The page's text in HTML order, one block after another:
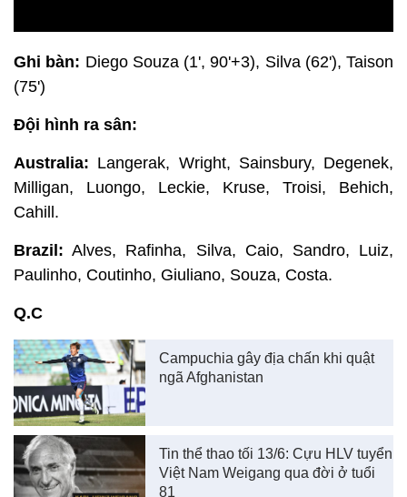
Ghi bàn: Diego Souza (1', 90'+3), Silva (62'), Taison
(75')
Đội hình ra sân:
Australia: Langerak, Wright, Sainsbury, Degenek,
Milligan, Luongo, Leckie, Kruse, Troisi, Behich,
Cahill.
Brazil: Alves, Rafinha, Silva, Caio, Sandro, Luiz,
Paulinho, Coutinho, Giuliano, Souza, Costa.
Q.C
Campuchia gây địa chấn khi quật
ngã Afghanistan
Tin thể thao tối 13/6: Cựu HLV tuyển
Việt Nam Weigang qua đời ở tuổi
81